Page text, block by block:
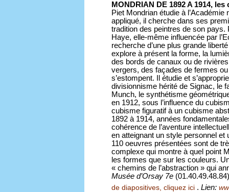
MONDRIAN DE 1892 A 1914,
Piet Mondrian étudie à l’Académie
appliqué, il cherche dans ses
tradition des peintres de son pays.
Haye, elle-même influencée par
recherche d’une plus grande
explore à présent la forme, la
des bords de canaux ou de
vergers, des façades de fermes
s’estompent. Il étudie et
divisionnisme hérité de Signac, le
Munch, le synthétisme
en 1912, sous l’influence du
cubisme figuratif à un cubisme
1892 à 1914, années
cohérence de l’aventure
en atteignant un style personnel
110 oeuvres présentées sont de
complexe qui montre à quel point
les formes que sur les couleurs.
« chemins de l’abstraction » qui
Musée d’Orsay 7e
de diapositives, cliquez ici . Lien: